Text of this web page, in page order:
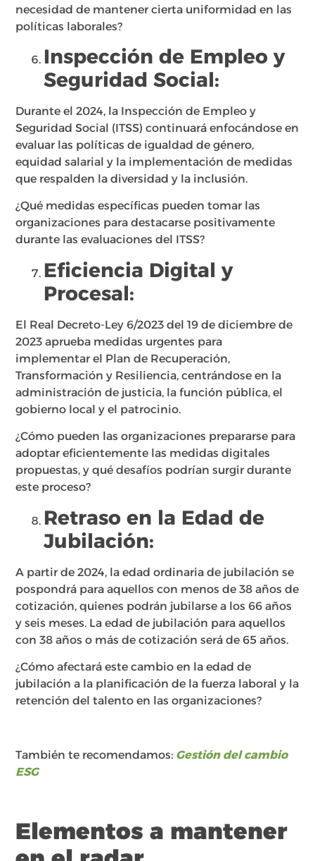
necesidad de mantener cierta uniformidad en las
políticas laborales?
Inspección de Empleo y
Seguridad Social:
Durante el 2024, la Inspección de Empleo y
Seguridad Social (ITSS) continuará enfocándose en
evaluar las políticas de igualdad de género,
equidad salarial y la implementación de medidas
que respalden la diversidad y la inclusión.
¿Qué medidas específicas pueden tomar las
organizaciones para destacarse positivamente
durante las evaluaciones del ITSS?
Eficiencia Digital y
Procesal:
El Real Decreto-Ley 6/2023 del 19 de diciembre de
2023 aprueba medidas urgentes para
implementar el Plan de Recuperación,
Transformación y Resiliencia, centrándose en la
administración de justicia, la función pública, el
gobierno local y el patrocinio.
¿Cómo pueden las organizaciones prepararse para
adoptar eficientemente las medidas digitales
propuestas, y qué desafíos podrían surgir durante
este proceso?
Retraso en la Edad de
Jubilación:
A partir de 2024, la edad ordinaria de jubilación se
pospondrá para aquellos con menos de 38 años de
cotización, quienes podrán jubilarse a los 66 años
y seis meses. La edad de jubilación para aquellos
con 38 años o más de cotización será de 65 años.
¿Cómo afectará este cambio en la edad de
jubilación a la planificación de la fuerza laboral y la
retención del talento en las organizaciones?
También te recomendamos: Gestión del cambio
ESG
Elementos a mantener